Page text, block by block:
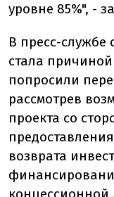
уровне 85%", -
В пресс-службе
стала
попросили
рассмотрев
проекта со
возврата